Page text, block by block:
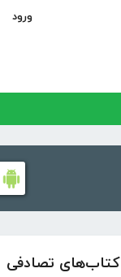
ورود
کتاب‌های تصادفی